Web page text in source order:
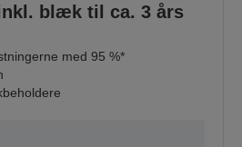
blæk til ca. 3 års
med 95 %*